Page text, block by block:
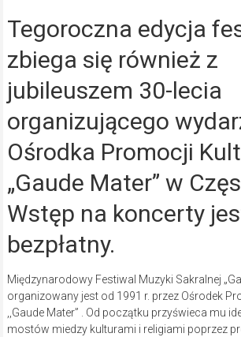
Tegoroczna edycja
zbiega się również z
jubileuszem 30-lecia
organizującego
Ośrodka Promocji
„Gaude Mater” w
Wstęp na koncerty
bezpłatny.
Międzynarodowy Festiwal Muzyki Sakralnej
organizowany jest od 1991 r. przez Ośrodek
,,Gaude Mater” . Od początku przyświeca mu
mostów miedzy kulturami i religiami poprzez